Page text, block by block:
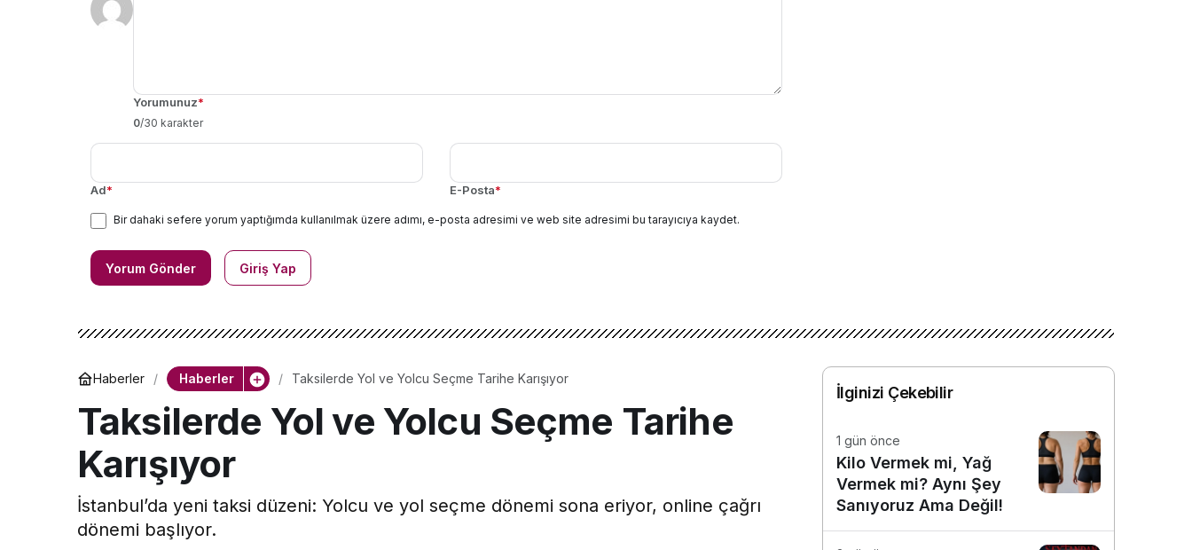
Yorumunuz*
0/30 karakter
Ad* E-Posta*
Bir dahaki sefere yorum yaptığımda kullanılmak üzere adımı, e-posta adresimi ve web site adresimi bu tarayıcıya kaydet.
Yorum Gönder Giriş Yap
Haberler Haberler Taksilerde Yol ve Yolcu Seçme Tarihe Karışıyor
Taksilerde Yol ve Yolcu Seçme Tarihe
Karışıyor
İstanbul’da yeni taksi düzeni: Yolcu ve yol seçme dönemi sona eriyor, online çağrı
dönemi başlıyor.
İlginizi Çekebilir
1 gün önce
Kilo Vermek mi, Yağ
Vermek mi? Aynı Şey
Sanıyoruz Ama Değil!